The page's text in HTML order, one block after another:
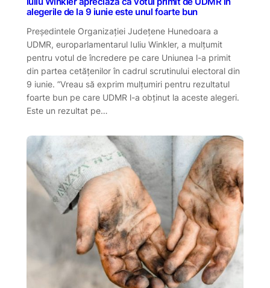
alegerile de la 9 iunie este unul foarte bun
Președintele Organizației Județene Hunedoara a
UDMR, europarlamentarul Iuliu Winkler, a mulțumit
pentru votul de încredere pe care Uniunea l-a primit
din partea cetățenilor în cadrul scrutinului electoral din
9 iunie. ”Vreau să exprim mulțumiri pentru rezultatul
foarte bun pe care UDMR l-a obținut la aceste alegeri.
Este un rezultat pe…